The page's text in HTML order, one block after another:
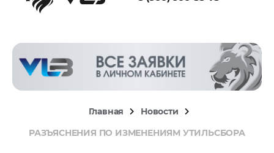
Главная
Новости
РАЗЪЯСНЕНИЯ ПО ИЗМЕНЕНИЯМ УТИЛЬСБОРА